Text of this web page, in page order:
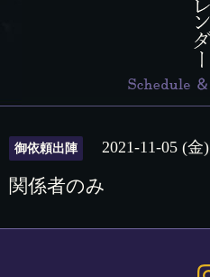
御依頼出陣 2021-11-05 (金)
関係者のみ